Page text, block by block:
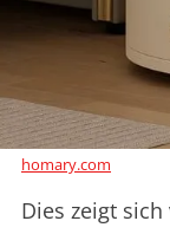
homary.com
Dies zeigt